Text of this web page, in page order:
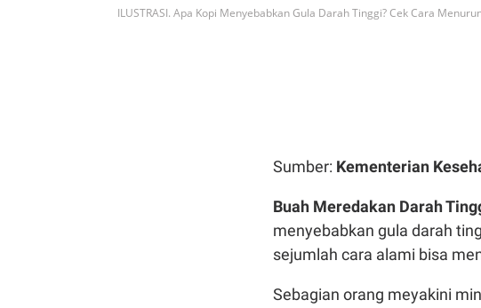
ILUSTRASI. Apa Kopi Menyebabkan Gula Darah Tinggi? Cek Cara
Sumber: Kementerian
Buah Meredakan Darah
menyebabkan gula darah
sejumlah cara alami bisa
Sebagian orang meyakini